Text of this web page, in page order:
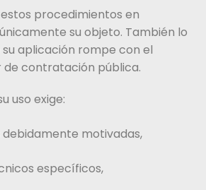
procedimientos en
su objeto. También lo
aplicación rompe con el
contratación pública.
uso exige:
debidamente motivadas,
específicos,